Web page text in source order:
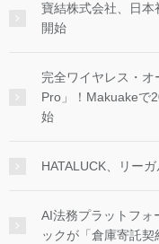
寶結株式会社、日
開始
完全ワイヤレス・
Pro」！Makuakeで
始
HATALUCK、リー
AI法務プラットフォ
ックが「倉庫寄託